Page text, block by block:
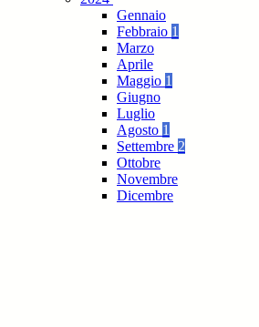
Gennaio
Febbraio 1
Marzo
Aprile
Maggio 1
Giugno
Luglio
Agosto 1
Settembre 2
Ottobre
Novembre
Dicembre